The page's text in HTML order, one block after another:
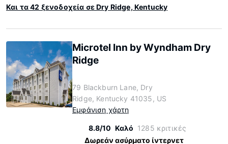
Και τα 42 ξενοδοχεία σε Dry Ridge, Kentucky
Microtel Inn by Wyndham Dry
Ridge
79 Blackburn Lane, Dry
Ridge, Kentucky 41035, US
Εμφάνιση χάρτη
8.8/10 Καλό 1285 κριτικές
Δωρεάν ασύρματο ίντερνετ